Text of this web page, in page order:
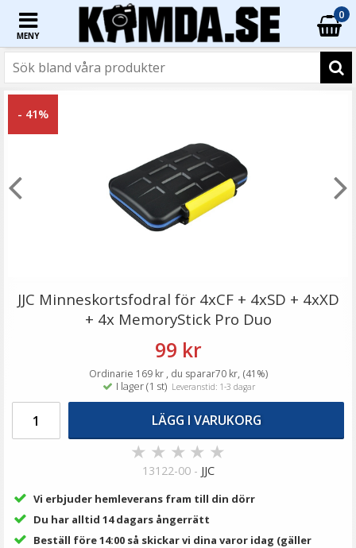
MENY
0
139 kr
LÄGG I VARUKORG
- 41%
JJC Minneskortsfodral för 4xCF + 4xSD + 4xXD
+ 4x MemoryStick Pro Duo
99 kr
Ordinarie 169 kr , du sparar70 kr, (41%)
I lager (1 st) Leveranstid: 1-3 dagar
LÄGG I VARUKORG
★ ★ ★ ★ ★
13122-00 - JJC
Vi erbjuder hemleverans fram till din dörr
Du har alltid 14 dagars ångerrätt
Beställ före 14:00 så skickar vi dina varor idag (gäller